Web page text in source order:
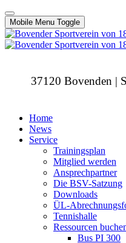
Mobile Menu Toggle
37120 Bovenden |
Home
News
Service
Trainingsplan
Mitglied werden
Ansprechpartner
Die BSV-Satzung
Downloads
ÜL-
Tennishalle
Ressourcen
Bus PI 300